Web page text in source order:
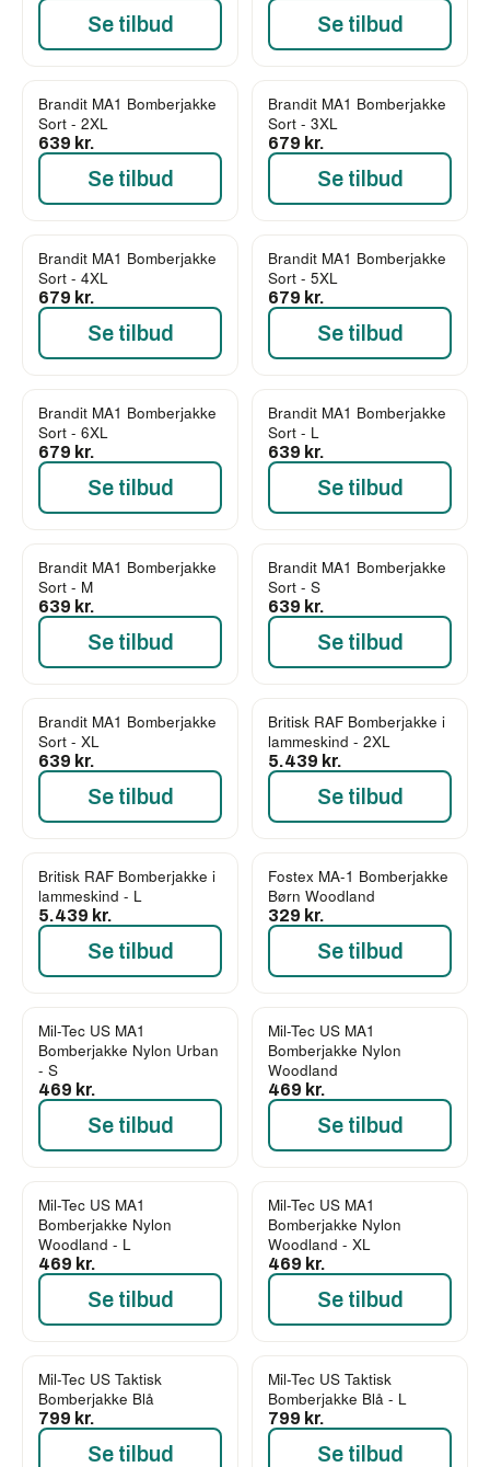
Se tilbud Se tilbud
Brandit MA1 Bomberjakke
Sort - 2XL
639 kr.
Se tilbud
Brandit MA1 Bomberjakke
Sort - 3XL
679 kr.
Se tilbud
Brandit MA1 Bomberjakke
Sort - 4XL
679 kr.
Se tilbud
Brandit MA1 Bomberjakke
Sort - 5XL
679 kr.
Se tilbud
Brandit MA1 Bomberjakke
Sort - 6XL
679 kr.
Se tilbud
Brandit MA1 Bomberjakke
Sort - L
639 kr.
Se tilbud
Brandit MA1 Bomberjakke
Sort - M
639 kr.
Se tilbud
Brandit MA1 Bomberjakke
Sort - S
639 kr.
Se tilbud
Brandit MA1 Bomberjakke
Sort - XL
639 kr.
Se tilbud
Britisk RAF Bomberjakke i
lammeskind - 2XL
5.439 kr.
Se tilbud
Britisk RAF Bomberjakke i
lammeskind - L
5.439 kr.
Se tilbud
Fostex MA-1 Bomberjakke
Børn Woodland
329 kr.
Se tilbud
Mil-Tec US MA1
Bomberjakke Nylon Urban
- S
469 kr.
Se tilbud
Mil-Tec US MA1
Bomberjakke Nylon
Woodland
469 kr.
Se tilbud
Mil-Tec US MA1
Bomberjakke Nylon
Woodland - L
469 kr.
Se tilbud
Mil-Tec US MA1
Bomberjakke Nylon
Woodland - XL
469 kr.
Se tilbud
Mil-Tec US Taktisk
Bomberjakke Blå
799 kr.
Se tilbud
Mil-Tec US Taktisk
Bomberjakke Blå - L
799 kr.
Se tilbud